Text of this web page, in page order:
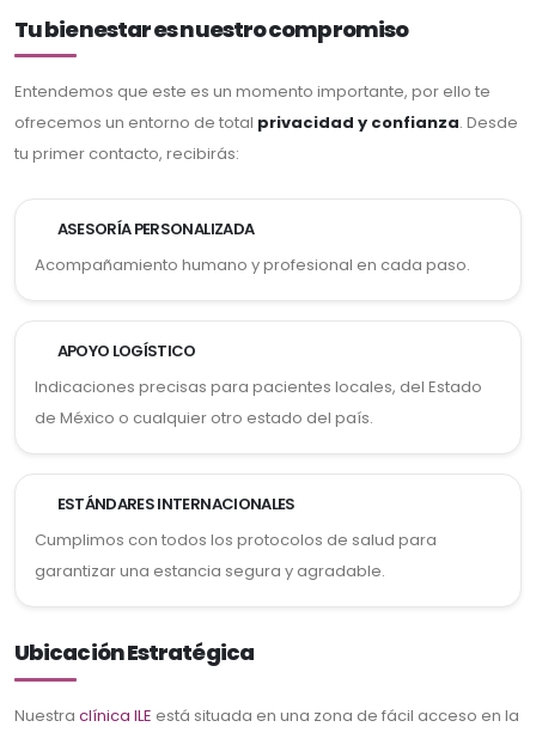
Tu bienestar es nuestro compromiso
Entendemos que este es un momento importante, por ello te
ofrecemos un entorno de total privacidad y confianza. Desde
tu primer contacto, recibirás:
ASESORÍA PERSONALIZADA
Acompañamiento humano y profesional en cada paso.
APOYO LOGÍSTICO
Indicaciones precisas para pacientes locales, del Estado
de México o cualquier otro estado del país.
ESTÁNDARES INTERNACIONALES
Cumplimos con todos los protocolos de salud para
garantizar una estancia segura y agradable.
Ubicación Estratégica
Nuestra clínica ILE está situada en una zona de fácil acceso en la